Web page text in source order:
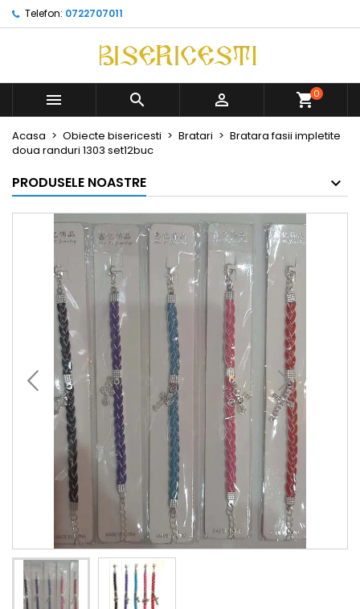
Telefon: 0722707011
   0
Acasa Obiecte bisericesti Bratari
Bratara fasii impletite
doua randuri 1303 set12buc
PRODUSELE NOASTRE